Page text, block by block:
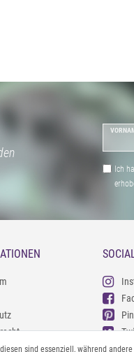
Ich
Versand
sind essenziell, während